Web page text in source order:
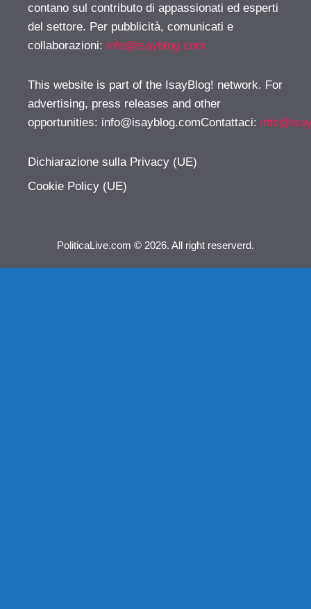
contano sul contributo di appassionati ed esperti
del settore. Per pubblicità, comunicati e
collaborazioni: info@isayblog.com
This website is part of the IsayBlog! network. For
advertising, press releases and other
opportunities: info@isayblog.comContattaci:
Dichiarazione sulla Privacy (UE)
Cookie Policy (UE)
PoliticaLive.com © 2026. All right reserverd.